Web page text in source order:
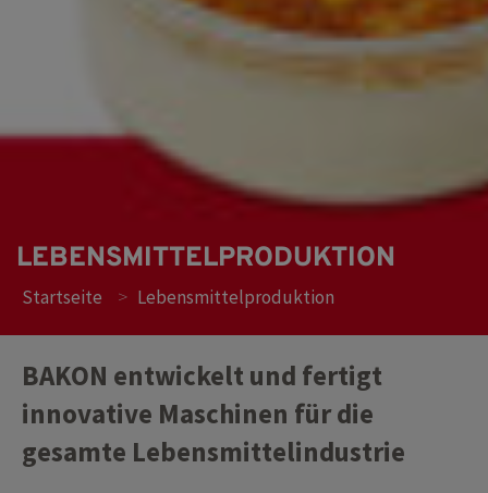
LEBENSMITTELPRODUKTION
Startseite > Lebensmittelproduktion
BAKON entwickelt und fertigt
innovative Maschinen für die
gesamte Lebensmittelindustrie